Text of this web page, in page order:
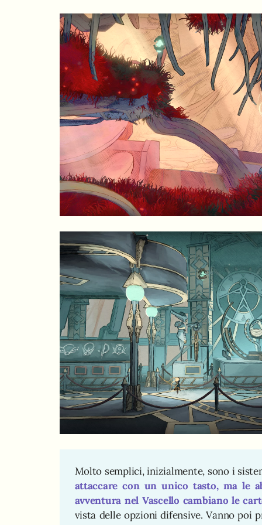
Molto semplici, inizialmente, sono i
attaccare con un unico tasto, ma le
avventura nel Vascello cambiano le
vista delle opzioni difensive. Vanno poi